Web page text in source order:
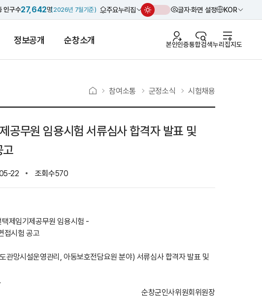
인구수27,642명2026년 7월기준 주요누리집 글자·화면 설정 KOR
정보공개 순창소개 본인인증통합검색누리집지도
참여소통 군정소식 시험채용
무원 임용시험 서류심사 합격자 발표 및
고
22 조회수570
제임기제공무원 임용시험 -
접시험 공고
망시설운영관리, 아동보호전담요원 분야) 서류심사 합격자 발표 및
순창군인사위원회위원장